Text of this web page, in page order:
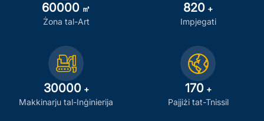
60000 ㎡
Żona tal-Art
820 +
Impjegati
30000 +
Makkinarju tal-Inġinierija
170 +
Pajjiżi tat-Tnissil